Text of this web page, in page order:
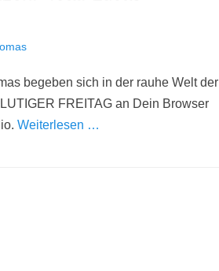
begeben sich in der rauhe Welt der
FREITAG an Dein Browser
Weiterlesen …